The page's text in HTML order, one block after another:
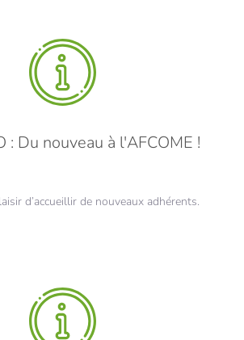
: Du nouveau à l'AFCOME !
d’accueillir de nouveaux adhérents.